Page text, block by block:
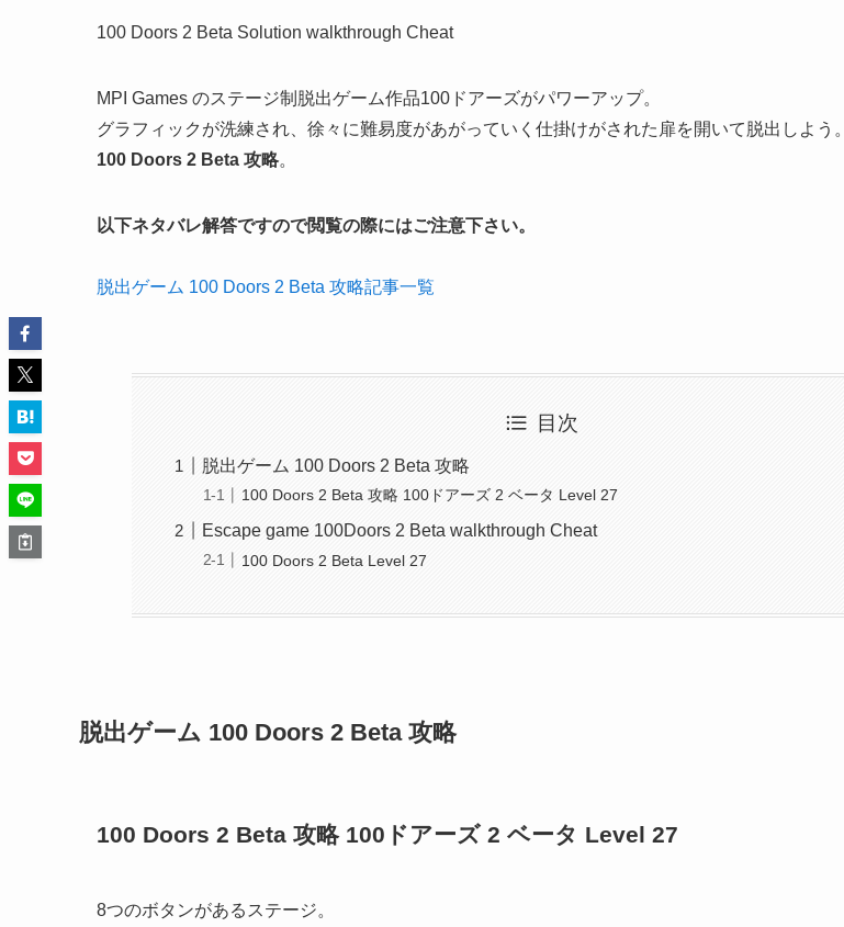
100 Doors 2 Beta Solution walkthrough Cheat
MPI Games のステージ制脱出ゲーム作品100ドアーズがパワーアップ。
グラフィックが洗練され、徐々に難易度があがっていく仕掛けがされた扉を開いて脱出しよう。
100 Doors 2 Beta 攻略。
以下ネタバレ解答ですので閲覧の際にはご注意下さい。
脱出ゲーム 100 Doors 2 Beta 攻略記事一覧
目次
脱出ゲーム 100 Doors 2 Beta 攻略
100 Doors 2 Beta 攻略 100ドアーズ 2 ベータ Level 27
Escape game 100Doors 2 Beta walkthrough Cheat
100 Doors 2 Beta Level 27
脱出ゲーム 100 Doors 2 Beta 攻略
100 Doors 2 Beta 攻略 100ドアーズ 2 ベータ Level 27
8つのボタンがあるステージ。